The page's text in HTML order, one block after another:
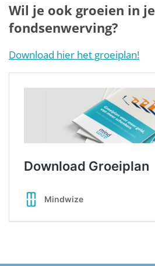
Wil je ook groeien in je
fondsenwerving?
Download hier het groeiplan!